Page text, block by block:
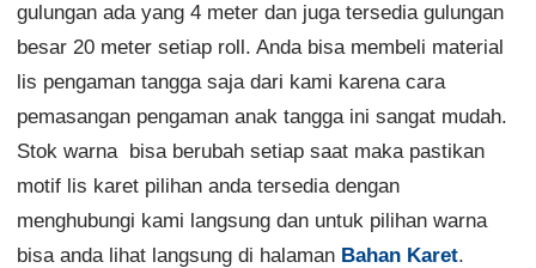
gulungan ada yang 4 meter dan juga tersedia gulungan
besar 20 meter setiap roll. Anda bisa membeli material
lis pengaman tangga saja dari kami karena cara
pemasangan pengaman anak tangga ini sangat mudah.
Stok warna bisa berubah setiap saat maka pastikan
motif lis karet pilihan anda tersedia dengan
menghubungi kami langsung dan untuk pilihan warna
bisa anda lihat langsung di halaman Bahan Karet.